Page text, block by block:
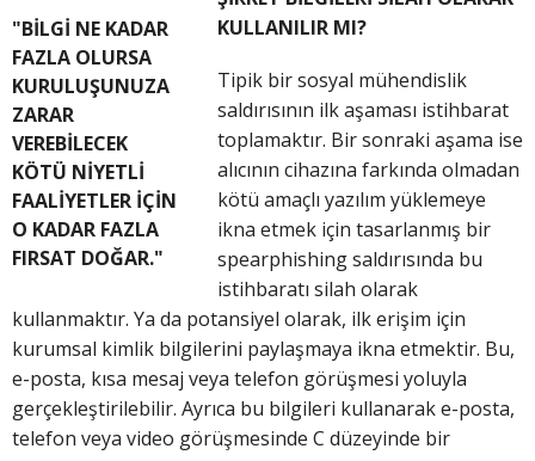
"BİLGİ NE KADAR
FAZLA OLURSA
KURULUŞUNUZA
ZARAR
VEREBİLECEK
KÖTÜ NİYETLİ
FAALİYETLER İÇİN
O KADAR FAZLA
FIRSAT DOĞAR."
KULLANILIR MI?
Tipik bir sosyal mühendislik
saldırısının ilk aşaması istihbarat
toplamaktır. Bir sonraki aşama ise
alıcının cihazına farkında olmadan
kötü amaçlı yazılım yüklemeye
ikna etmek için tasarlanmış bir
spearphishing saldırısında bu
istihbaratı silah olarak
kullanmaktır. Ya da potansiyel olarak, ilk erişim için
kurumsal kimlik bilgilerini paylaşmaya ikna etmektir. Bu,
e-posta, kısa mesaj veya telefon görüşmesi yoluyla
gerçekleştirilebilir. Ayrıca bu bilgileri kullanarak e-posta,
telefon veya video görüşmesinde C düzeyinde bir